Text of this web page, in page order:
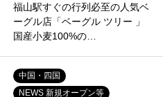
福山駅すぐの行列必至の人気ベ
ーグル店「ベーグル ツリー 」
国産小麦100%の…
中国・四国
NEWS 新規オープン等